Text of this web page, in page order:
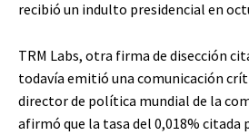
recibió un indulto presidencial en
TRM Labs, otra firma de disección
todavía emitió una comunicación
director de política mundial de la
afirmó que la tasa del 0,018% citada